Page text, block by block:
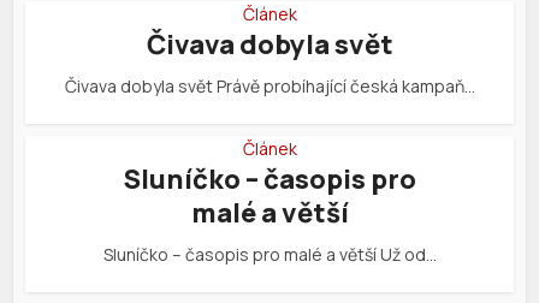
Článek
Čivava dobyla svět
Čivava dobyla svět Právě probíhající česká kampaň…
Článek
Sluníčko – časopis pro
malé a větší
Sluníčko – časopis pro malé a větší Už od…